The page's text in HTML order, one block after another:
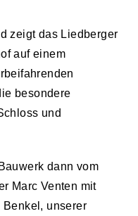
zeigt das Liedberger
auf einem
besondere
und
dann vom
Marc Venten mit
Benkel, unserer